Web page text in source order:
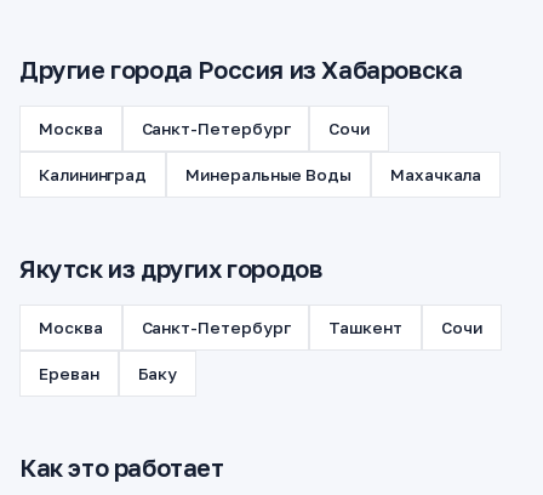
Другие города Россия из Хабаровска
Москва Санкт-Петербург Сочи
Калининград Минеральные Воды Махачкала
Якутск из других городов
Москва Санкт-Петербург Ташкент Сочи
Ереван Баку
Как это работает